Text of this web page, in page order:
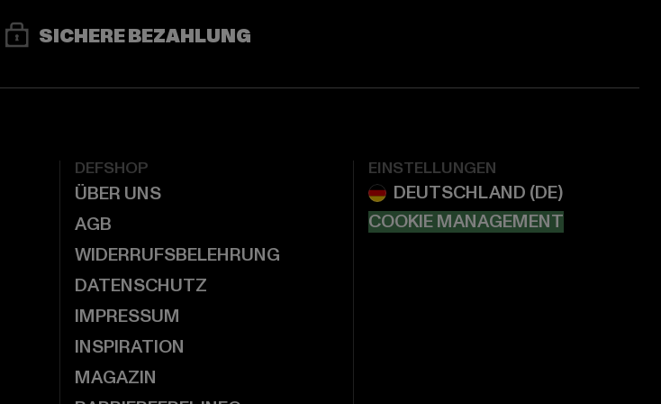
SICHERE BEZAHLUNG
DEFSHOP
ÜBER UNS
AGB
WIDERRUFSBELEHRUNG
DATENSCHUTZ
IMPRESSUM
INSPIRATION
MAGAZIN
EINSTELLUNGEN
COOKIE MANAGEMENT